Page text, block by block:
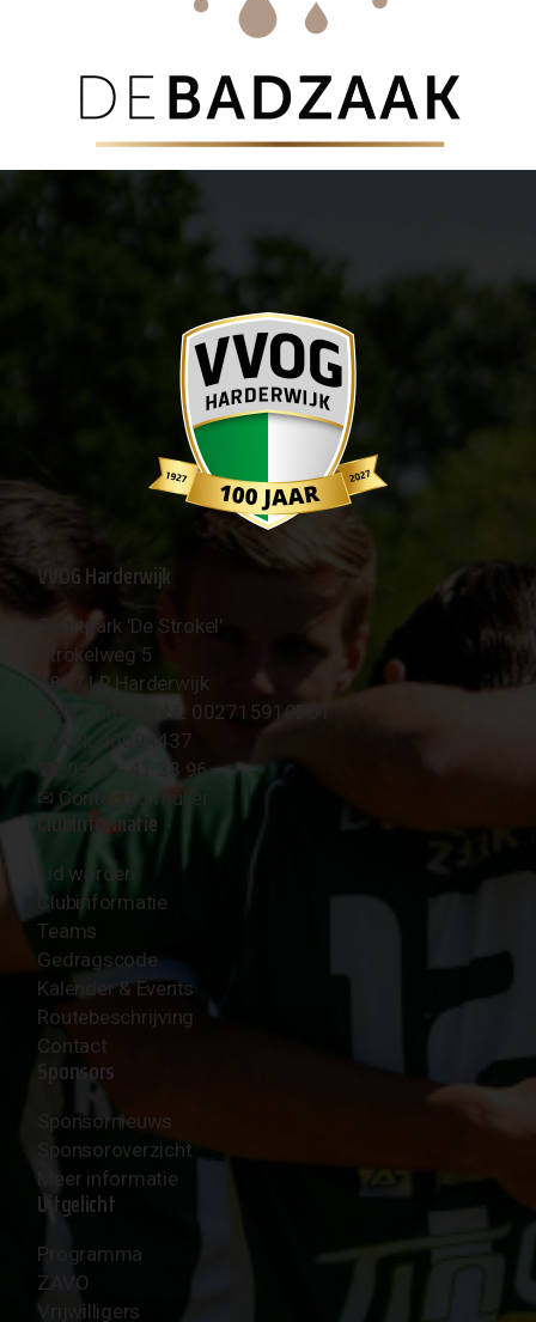
VVOG Harderwijk
Sportpark 'De Strokel'
Strokelweg 5
3847 LR Harderwijk
BTW Nummer NL 002715910B01
KvK Nr 40094437
☎︎ 0341 - 41 28 96
✉︎ Contactformulier
Clubinformatie
Lid worden
Clubinformatie
Teams
Gedragscode
Kalender & Events
Routebeschrijving
Contact
Sponsors
Sponsornieuws
Sponsoroverzicht
Meer informatie
Uitgelicht
Programma
ZAVO
Vrijwilligers